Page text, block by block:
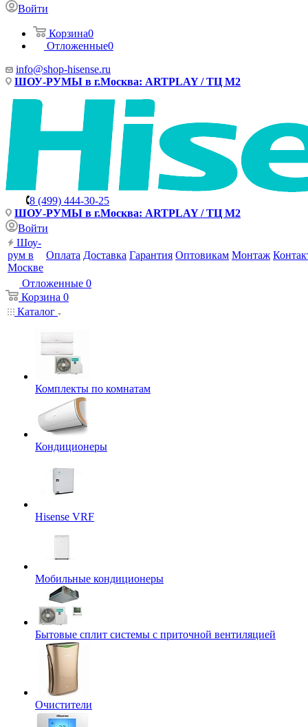
Войти
Корзина0
Отложенные0
info@shop-hisense.ru
ШОУ-РУМЫ в г.Москва: ARTPLAY / ТЦ М2
8 (499) 444-30-25
ШОУ-РУМЫ в г.Москва: ARTPLAY / ТЦ М2
Войти
Шоу-
рум в
Москве
Оплата Доставка Гарантия Оптовикам Монтаж
Отложенные 0
Корзина 0
Каталог
Комплекты по комнатам
Кондиционеры
Hisense VRF
Мобильные кондиционеры
Бытовые сплит системы с приточной вентиляцией
Очистители